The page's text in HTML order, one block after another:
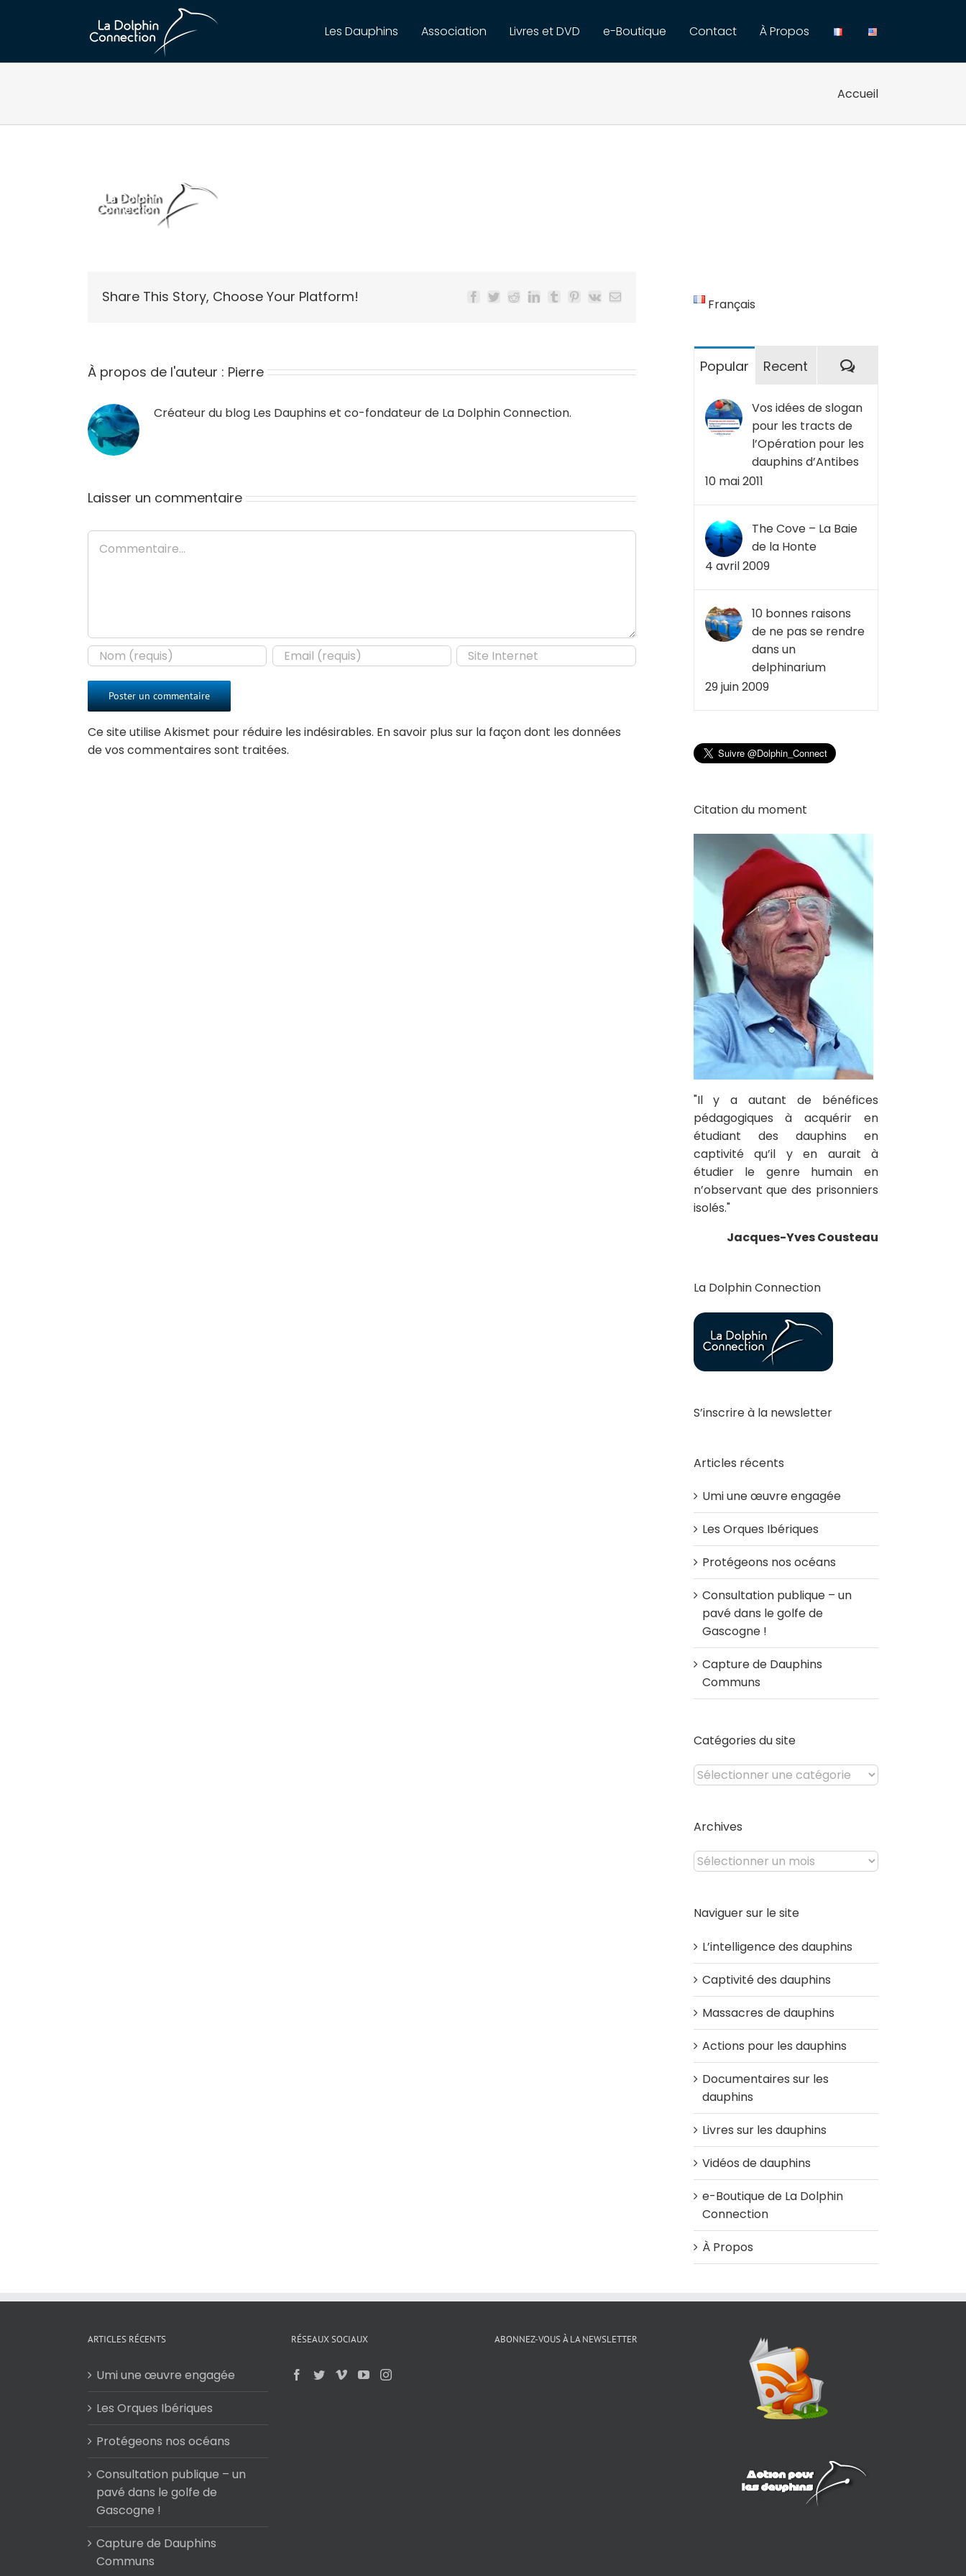
Les Dauphins Association Livres et DVD e-Boutique Contact À Propos
Accueil
Share This Story, Choose Your Platform! Facebook
TwitterRedditLinkedIn
TumblrPinterest
Vk Email
À propos de l'auteur : Pierre
Créateur du blog Les Dauphins et co-fondateur de La Dolphin Connection.
Laisser un commentaire
Commentaire
Ce site utilise Akismet pour réduire les indésirables. En savoir plus sur la façon dont les données
de vos commentaires sont traitées.
Français
Popular Recent Commentaires
Vos idées de slogan
pour les tracts de
l’Opération pour les
dauphins d’Antibes
10 mai 2011
The Cove – La Baie
de la Honte
4 avril 2009
10 bonnes raisons
de ne pas se rendre
dans un
delphinarium
29 juin 2009
Citation du moment
"Il y a autant de bénéfices
pédagogiques à acquérir en
étudiant des dauphins en
captivité qu’il y en aurait à
étudier le genre humain en
n’observant que des prisonniers
isolés."
Jacques-Yves Cousteau
La Dolphin Connection
S’inscrire à la newsletter
Articles récents
Umi une œuvre engagée
Les Orques Ibériques
Protégeons nos océans
Consultation publique – un
pavé dans le golfe de
Gascogne !
Capture de Dauphins
Communs
Catégories du site
Catégories
du
Archives
Archives
Naviguer sur le site
L’intelligence des dauphins
Captivité des dauphins
Massacres de dauphins
Actions pour les dauphins
Documentaires sur les
dauphins
Livres sur les dauphins
Vidéos de dauphins
e-Boutique de La Dolphin
Connection
À Propos
ARTICLES RÉCENTS
Umi une œuvre engagée
Les Orques Ibériques
Protégeons nos océans
Consultation publique – un
pavé dans le golfe de
Gascogne !
Capture de Dauphins
Communs
RÉSEAUX SOCIAUX ABONNEZ-VOUS À LA NEWSLETTER